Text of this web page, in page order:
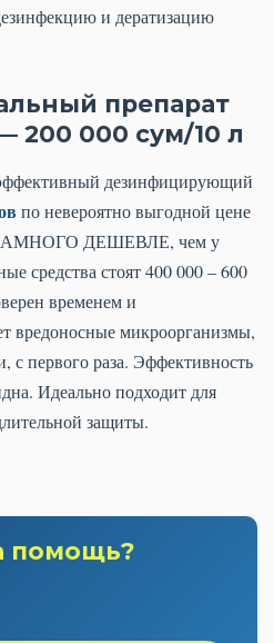
и дератизацию
препарат
200 000 сум/10 л
дезинфицирующий
по невероятно выгодной цене
ДЕШЕВЛЕ, чем у
средства стоят 400 000 – 600
временем и
вредоносные микроорганизмы,
с первого раза. Эффективность
Идеально подходит для
защиты.
помощь?